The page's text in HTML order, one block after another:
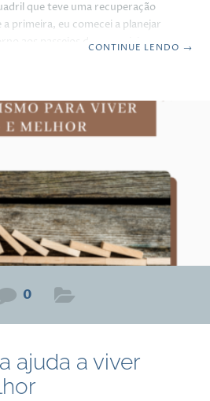
que teve uma recuperação
primeira, eu comecei a planejar
aos passeios de motocicleta
ficar mais quietinho no meu
para me exercitar, para
CONTINUE LENDO →
0
ajuda a viver